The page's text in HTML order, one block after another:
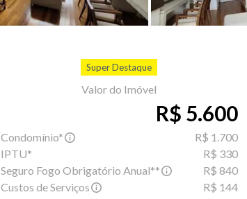
Super Destaque
Valor do Imóvel
R$ 5.600
Condomínio*
R$ 1.700
IPTU*
R$ 330
Seguro Fogo Obrigatório Anual**
R$ 840
Custos de Serviços
R$ 144